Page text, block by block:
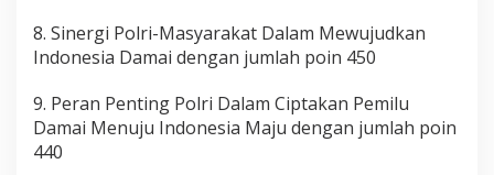
8. Sinergi Polri-Masyarakat Dalam Mewujudkan
Indonesia Damai dengan jumlah poin 450
9. Peran Penting Polri Dalam Ciptakan Pemilu
Damai Menuju Indonesia Maju dengan jumlah poin
440